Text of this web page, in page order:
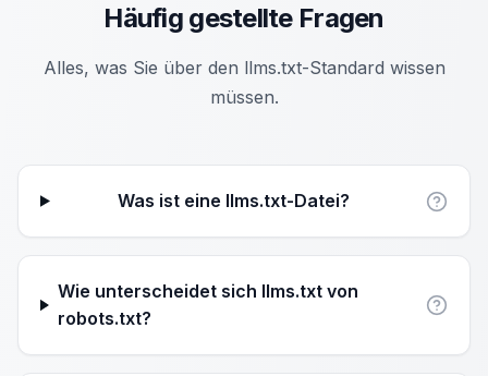
Häufig gestellte Fragen
Alles, was Sie über den llms.txt-Standard wissen
müssen.
Was ist eine llms.txt-Datei?
Wie unterscheidet sich llms.txt von
robots.txt?